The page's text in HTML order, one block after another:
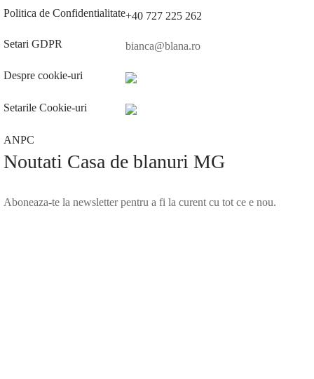
Politica de Confidentialitate
Setari GDPR
Despre cookie-uri
Setarile Cookie-uri
ANPC
+40 727 225 262
bianca@blana.ro
Noutati Casa de blanuri MG
Aboneaza-te la newsletter pentru a fi la curent cu tot ce e nou.